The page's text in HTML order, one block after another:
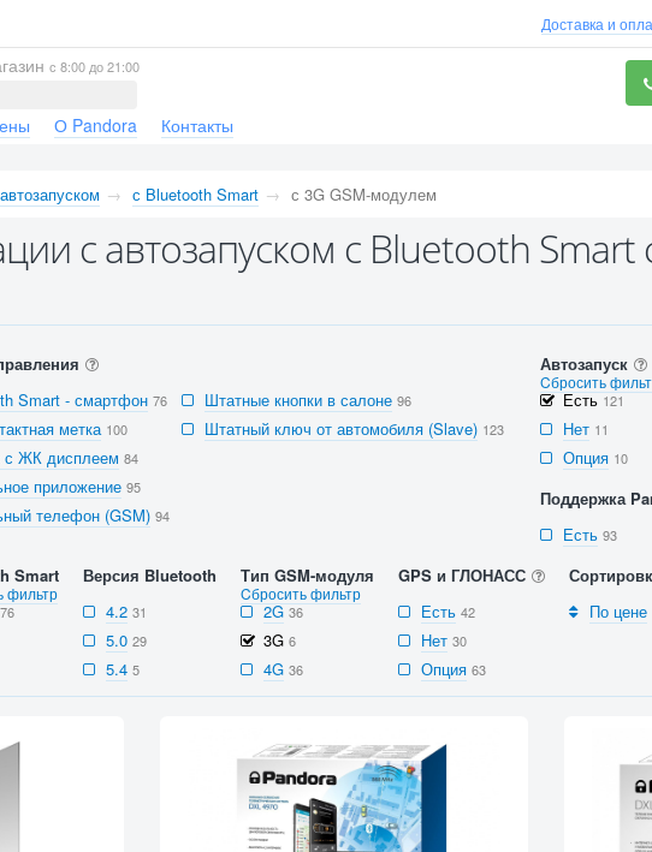
Доставка и
с 8:00 до 21:00
О Pandora Контакты
с Bluetooth Smart с 3G GSM-модулем
с автозапуском с Bluetooth Smart
Smart - смартфон 76
метка 100
с ЖК дисплеем 84
приложение 95
телефон (GSM) 94
Штатные кнопки в салоне 96
Штатный ключ от автомобиля (Slave) 123
Автозапуск
Cбросить
Есть121
Нет 11
Опция 10
Поддержка
Есть 93
Smart
фильтр
76
Версия Bluetooth
4.2 31
5.0 29
5.4 5
Тип GSM-модуля
Cбросить фильтр
2G 36
3G 6
4G 36
GPS и ГЛОНАСС
Есть 42
Нет 30
Опция 63
По цене